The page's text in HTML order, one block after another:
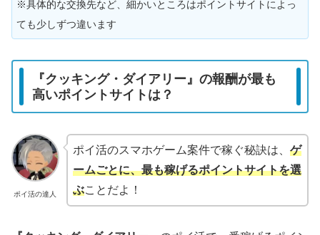
※具体的な交換先など、細かいところはポイントサイトによっ
ても少しずつ違います
『クッキング・ダイアリー』の報酬が最も
高いポイントサイトは？
ポイ活の達人
ポイ活のスマホゲーム案件で稼ぐ秘訣は、 ゲ
ームごとに、最も稼げるポイントサイトを選
ぶことだよ！